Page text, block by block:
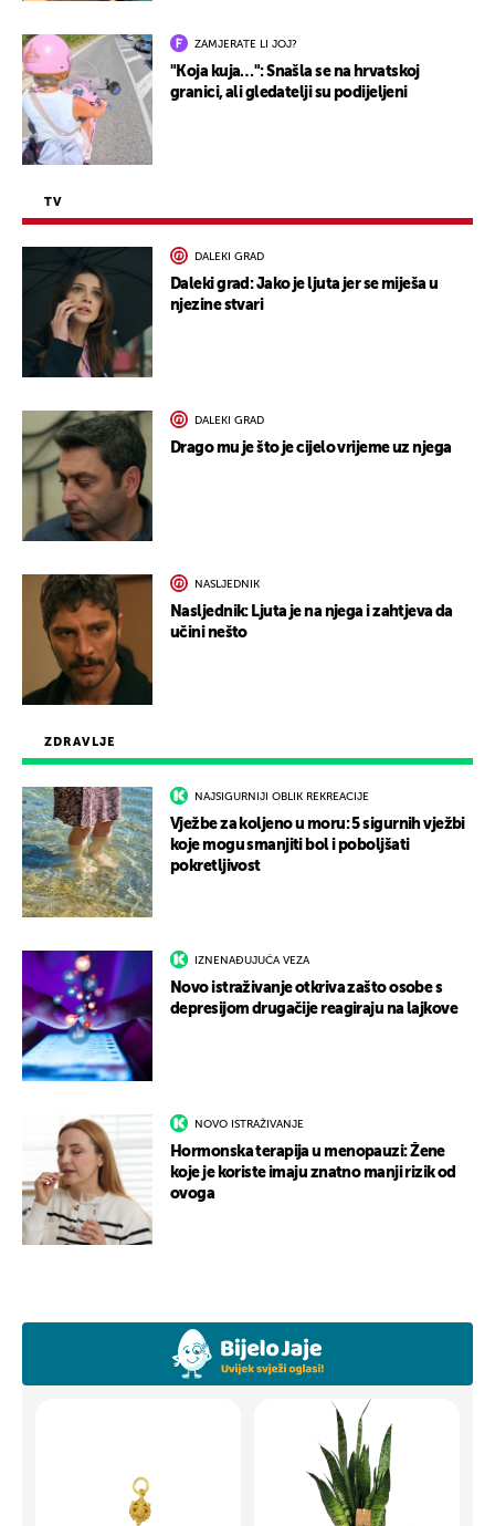
ZDRAVLJE
NAJSIGURNIJI OBLIK REKREACIJE
Vježbe za koljeno u moru: 5 sigurnih vježbi
koje mogu smanjiti bol i poboljšati
pokretljivost
IZNENAĐUJUĆA VEZA
Novo istraživanje otkriva zašto osobe s
depresijom drugačije reagiraju na lajkove
NOVO ISTRAŽIVANJE
Hormonska terapija u menopauzi: Žene
koje je koriste imaju znatno manji rizik od
ovoga
ZAMJERATE LI JOJ?
"Koja kuja…": Snašla se na hrvatskoj
granici, ali gledatelji su podijeljeni
TV
DALEKI GRAD
Daleki grad: Jako je ljuta jer se miješa u
njezine stvari
DALEKI GRAD
Drago mu je što je cijelo vrijeme uz njega
NASLJEDNIK
Nasljednik: Ljuta je na njega i zahtjeva da
učini nešto